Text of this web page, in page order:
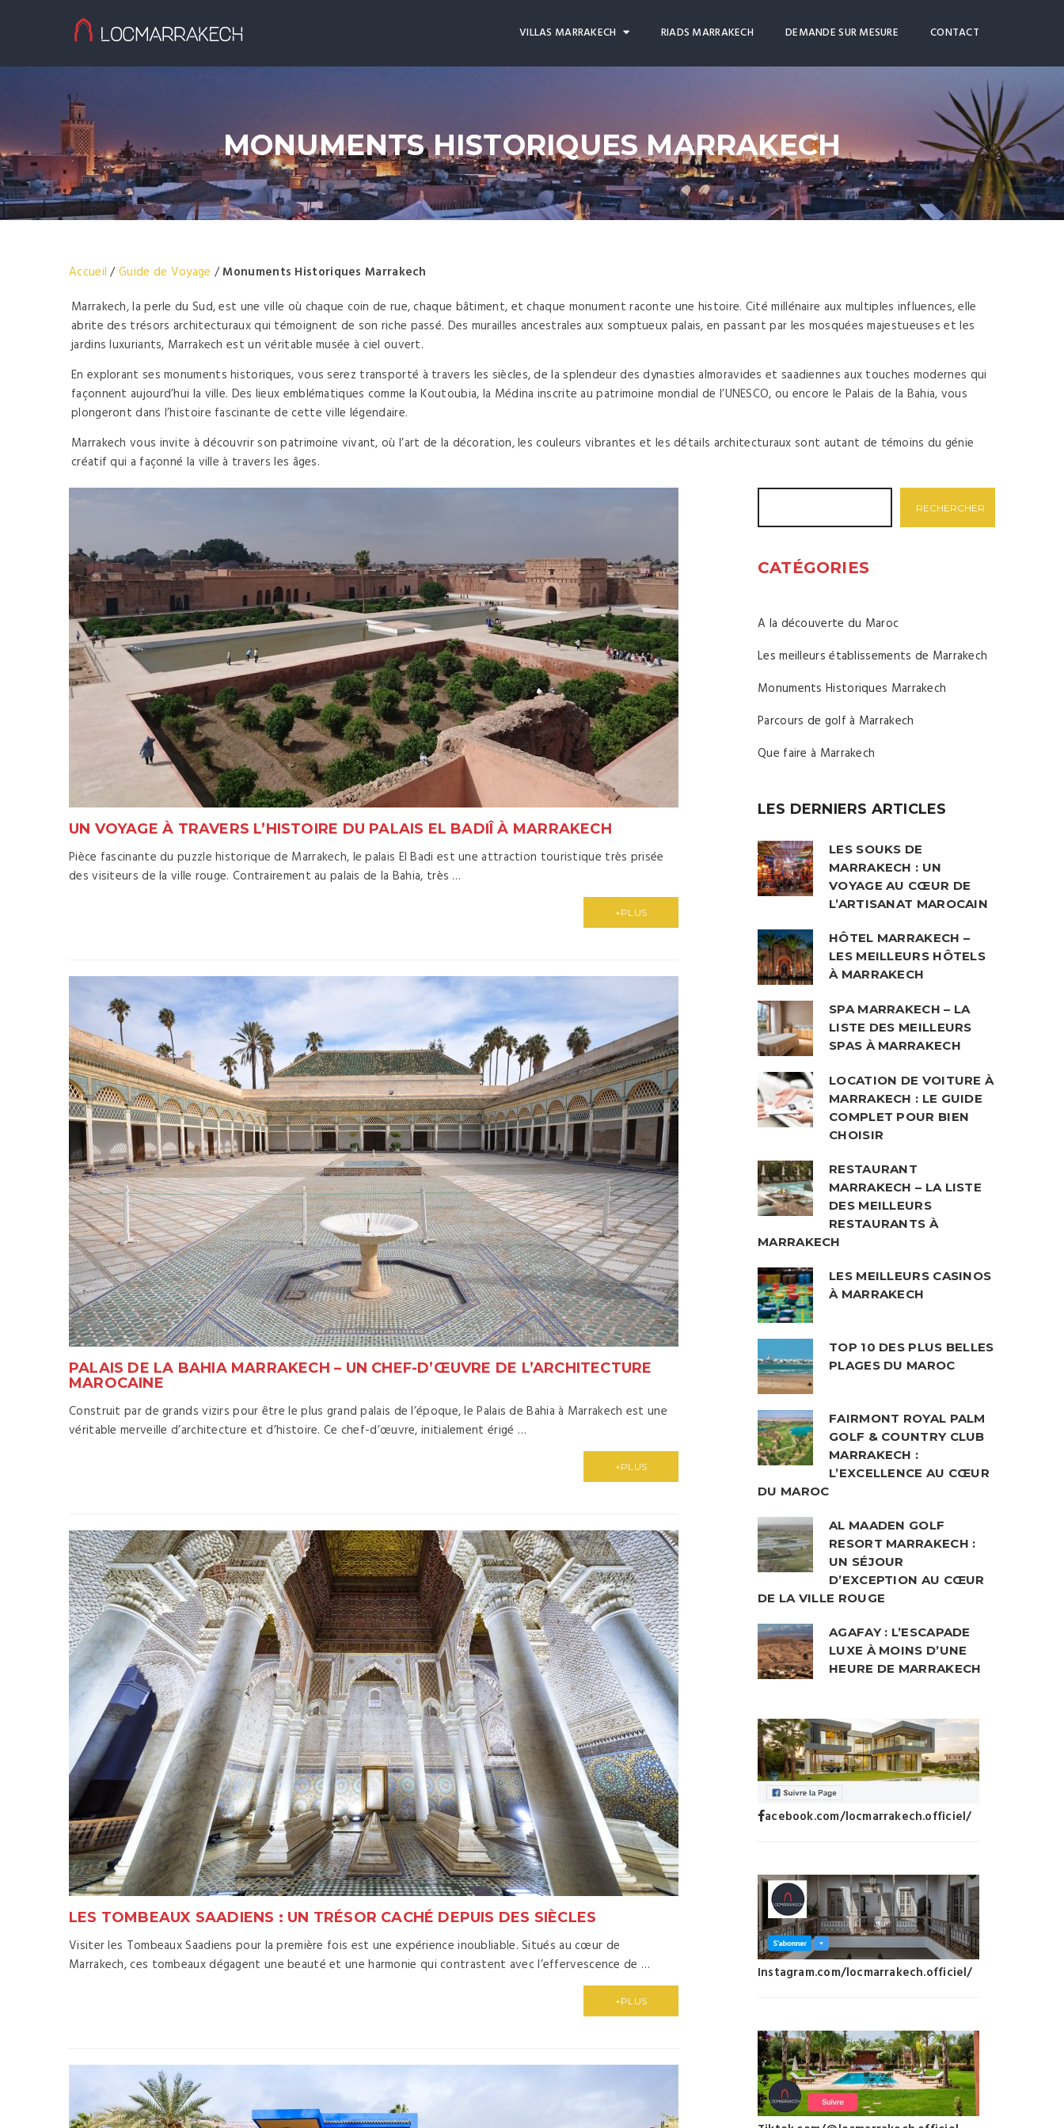
VILLAS MARRAKECH RIADS MARRAKECH DEMANDE SUR MESURE CONTACT
MONUMENTS HISTORIQUES MARRAKECH
Accueil /Guide de Voyage /Monuments Historiques Marrakech
Marrakech, la perle du Sud, est une ville où chaque coin de rue, chaque bâtiment, et chaque monument raconte une histoire. Cité millénaire aux multiples influences, elle
abrite des trésors architecturaux qui témoignent de son riche passé. Des murailles ancestrales aux somptueux palais, en passant par les mosquées majestueuses et les
jardins luxuriants, Marrakech est un véritable musée à ciel ouvert.
En explorant ses monuments historiques, vous serez transporté à travers les siècles, de la splendeur des dynasties almoravides et saadiennes aux touches modernes qui
façonnent aujourd’hui la ville. Des lieux emblématiques comme la Koutoubia, la Médina inscrite au patrimoine mondial de l’UNESCO, ou encore le Palais de la Bahia, vous
plongeront dans l’histoire fascinante de cette ville légendaire.
Marrakech vous invite à découvrir son patrimoine vivant, où l’art de la décoration, les couleurs vibrantes et les détails architecturaux sont autant de témoins du génie
créatif qui a façonné la ville à travers les âges.
UN VOYAGE À TRAVERS L’HISTOIRE DU PALAIS EL BADIÎ À MARRAKECH
Pièce fascinante du puzzle historique de Marrakech, le palais El Badi est une attraction touristique très prisée
des visiteurs de la ville rouge. Contrairement au palais de la Bahia, très …
+PLUS
PALAIS DE LA BAHIA MARRAKECH – UN CHEF-D’ŒUVRE DE L’ARCHITECTURE
MAROCAINE
Construit par de grands vizirs pour être le plus grand palais de l’époque, le Palais de Bahia à Marrakech est une
véritable merveille d’architecture et d’histoire. Ce chef-d’œuvre, initialement érigé …
+PLUS
LES TOMBEAUX SAADIENS : UN TRÉSOR CACHÉ DEPUIS DES SIÈCLES
Visiter les Tombeaux Saadiens pour la première fois est une expérience inoubliable. Situés au cœur de
Marrakech, ces tombeaux dégagent une beauté et une harmonie qui contrastent avec l’effervescence de …
+PLUS
RECHERCHER
CATÉGORIES
A la découverte du Maroc
Les meilleurs établissements de Marrakech
Monuments Historiques Marrakech
Parcours de golf à Marrakech
Que faire à Marrakech
LES DERNIERS ARTICLES
LES SOUKS DE
MARRAKECH : UN
VOYAGE AU CŒUR DE
L’ARTISANAT MAROCAIN
HÔTEL MARRAKECH –
LES MEILLEURS HÔTELS
À MARRAKECH
SPA MARRAKECH – LA
LISTE DES MEILLEURS
SPAS À MARRAKECH
LOCATION DE VOITURE À
MARRAKECH : LE GUIDE
COMPLET POUR BIEN
CHOISIR
RESTAURANT
MARRAKECH – LA LISTE
DES MEILLEURS
RESTAURANTS À
MARRAKECH
LES MEILLEURS CASINOS
À MARRAKECH
TOP 10 DES PLUS BELLES
PLAGES DU MAROC
FAIRMONT ROYAL PALM
GOLF & COUNTRY CLUB
MARRAKECH :
L’EXCELLENCE AU CŒUR
DU MAROC
AL MAADEN GOLF
RESORT MARRAKECH :
UN SÉJOUR
D’EXCEPTION AU CŒUR
DE LA VILLE ROUGE
AGAFAY : L’ESCAPADE
LUXE À MOINS D’UNE
HEURE DE MARRAKECH
acebook.com/locmarrakech.officiel/
Instagram.com/locmarrakech.officiel/